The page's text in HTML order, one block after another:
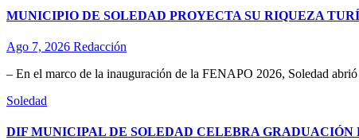
MUNICIPIO DE SOLEDAD PROYECTA SU RIQUEZA
Ago 7, 2026 Redacción
– En el marco de la inauguración de la FENAPO 2026, Soledad
Soledad
DIF MUNICIPAL DE SOLEDAD CELEBRA GRADUACIÓN